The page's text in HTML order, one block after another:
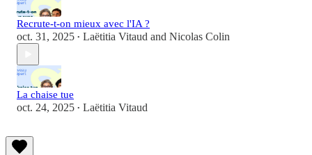
Recrute-t-on mieux avec l'IA ?
oct. 31, 2025 • Laëtitia Vitaud and Nicolas Colin
La chaise tue
oct. 24, 2025 • Laëtitia Vitaud